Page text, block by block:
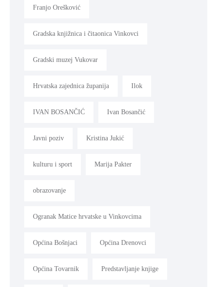
Franjo Orešković
Gradska knjižnica i čitaonica Vinkovci
Gradski muzej Vukovar
Hrvatska zajednica županija Ilok
IVAN BOSANČIĆ Ivan Bosančić
Javni poziv Kristina Jukić
kulturu i sport Marija Pakter
obrazovanje
Ogranak Matice hrvatske u Vinkovcima
Općina Bošnjaci Općina Drenovci
Općina Tovarnik Predstavljanje knjige